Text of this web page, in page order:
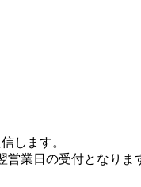
します。
営業日の受付となりま